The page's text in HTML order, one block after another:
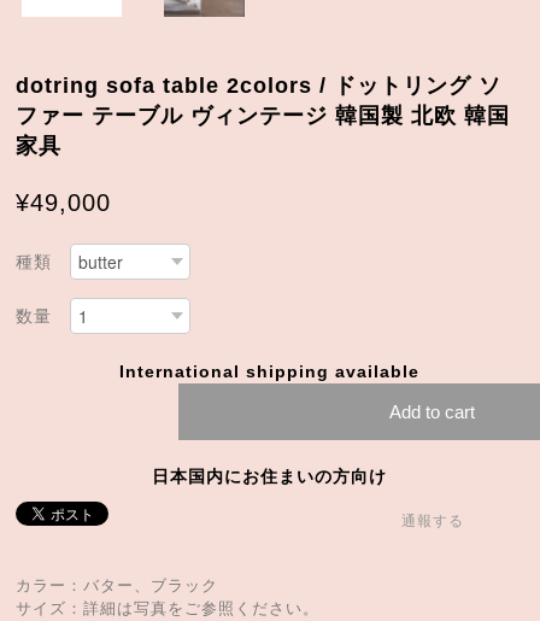
dotring sofa table 2colors / ドットリング ソ
ファー テーブル ヴィンテージ 韓国製 北欧 韓国
家具
¥49,000
種類
数量
International shipping available
Add to cart
日本国内にお住まいの方向け
通報する
カラー：バター、ブラック
サイズ：詳細は写真をご参照ください。